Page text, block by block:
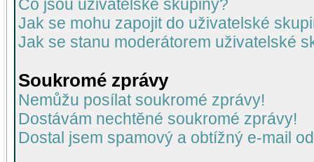
Co jsou uživatelské skupiny?
Jak se mohu zapojit do uživatelské
Jak se stanu moderátorem uživatelské
Soukromé zprávy
Nemůžu posílat soukromé zprávy!
Dostávám nechtěné soukromé zprávy!
Dostal jsem spamový a obtížný e-mail